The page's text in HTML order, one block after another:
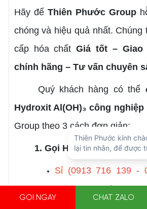
Hãy để Thiên Phước Group
chóng và hiệu quả nhất. Chúng
cấp hóa chấtGiá tốt – Giao
chính hãng – Tư vấn chuyên
Quý khách hàng có thể
Hydroxit Al(OH)₃ công nghiệp
Group theo 3 cách đơn giản:
1. Gọi Hotline/Zalo:
Sỉ (0913 716 139 -
0913 542 741)
GỌI NGAY CHAT ZALO